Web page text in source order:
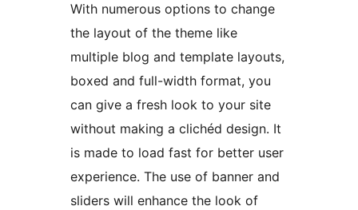
With numerous options to change
the layout of the theme like
multiple blog and template layouts,
boxed and full-width format, you
can give a fresh look to your site
without making a clichéd design. It
is made to load fast for better user
experience. The use of banner and
sliders will enhance the look of